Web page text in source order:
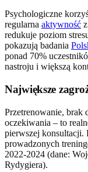
Psychologiczne
regularna aktywność
redukuje poziom
pokazują badania
ponad 70%
nastroju i większą
Największe
Przetrenowanie, brak
oczekiwania – to
pierwszej konsultacji.
prowadzonych
2022-2024 (dane:
Rydygiera).